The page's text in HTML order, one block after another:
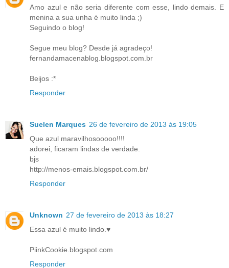
Amo azul e não seria diferente com esse, lindo demais. E
menina a sua unha é muito linda ;)
Seguindo o blog!
Segue meu blog? Desde já agradeço!
fernandamacenablog.blogspot.com.br
Beijos :*
Responder
Suelen Marques 26 de fevereiro de 2013 às 19:05
Que azul maravilhosooooo!!!!
adorei, ficaram lindas de verdade.
bjs
http://menos-emais.blogspot.com.br/
Responder
Unknown 27 de fevereiro de 2013 às 18:27
Essa azul é muito lindo.♥
PiinkCookie.blogspot.com
Responder